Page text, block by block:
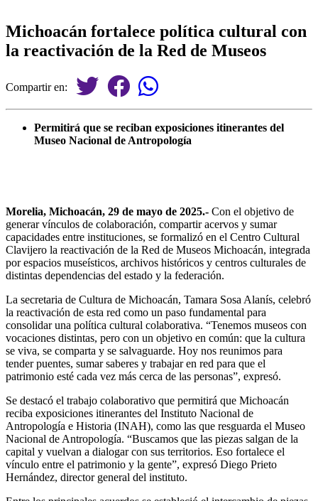
Michoacán fortalece política cultural con
la reactivación de la Red de Museos
Compartir en:
Permitirá que se reciban exposiciones itinerantes del
Museo Nacional de Antropología
Morelia, Michoacán, 29 de mayo de 2025.- Con el objetivo de
generar vínculos de colaboración, compartir acervos y sumar
capacidades entre instituciones, se formalizó en el Centro Cultural
Clavijero la reactivación de la Red de Museos Michoacán, integrada
por espacios museísticos, archivos históricos y centros culturales de
distintas dependencias del estado y la federación.
La secretaria de Cultura de Michoacán, Tamara Sosa Alanís, celebró
la reactivación de esta red como un paso fundamental para
consolidar una política cultural colaborativa. “Tenemos museos con
vocaciones distintas, pero con un objetivo en común: que la cultura
se viva, se comparta y se salvaguarde. Hoy nos reunimos para
tender puentes, sumar saberes y trabajar en red para que el
patrimonio esté cada vez más cerca de las personas”, expresó.
Se destacó el trabajo colaborativo que permitirá que Michoacán
reciba exposiciones itinerantes del Instituto Nacional de
Antropología e Historia (INAH), como las que resguarda el Museo
Nacional de Antropología. “Buscamos que las piezas salgan de la
capital y vuelvan a dialogar con sus territorios. Eso fortalece el
vínculo entre el patrimonio y la gente”, expresó Diego Prieto
Hernández, director general del instituto.